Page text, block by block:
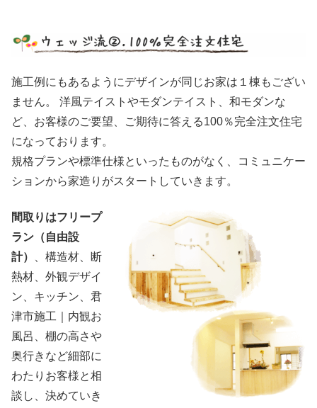
施工例にもあるようにデザインが同じお家は１棟もござい
ません。 洋風テイストやモダンテイスト、和モダンな
ど、お客様のご要望、ご期待に答える100％完全注文住宅
になっております。
規格プランや標準仕様といったものがなく、コミュニケー
ションから家造りがスタートしていきます。
間取りはフリープ
ラン（自由設
計）
、構造材、断
熱材、外観デザイ
ン、キッチン、君
津市施工｜内観お
風呂、棚の高さや
奥行きなど細部に
わたりお客様と相
談し、決めていき